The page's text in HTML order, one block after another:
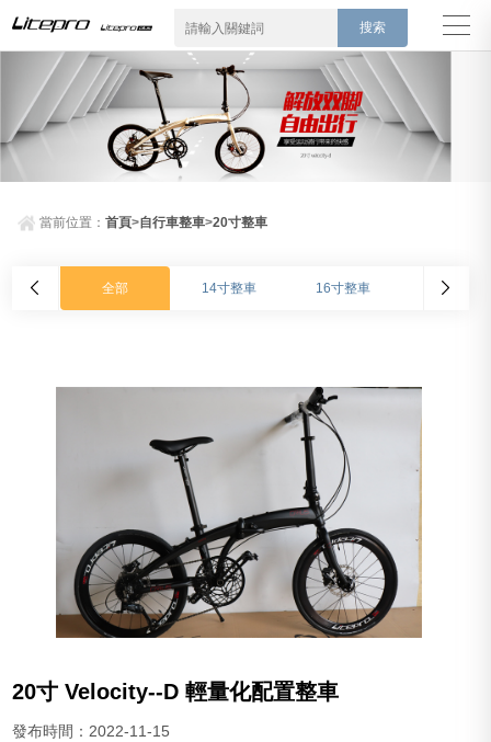
搜索
當前位置：首頁>自行車整車>20寸整車
全部 14寸整車 16寸整車 20寸整車
20寸 Velocity--D 輕量化配置整車
發布時間：2022-11-15